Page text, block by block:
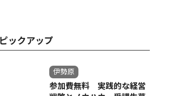
ピックアップ
伊勢原
参加費無料 実践的な経営